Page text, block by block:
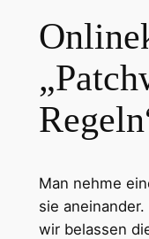
Man nehme
sie
wir belassen